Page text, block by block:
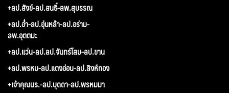
+ลป.สังข์-ลป.สนธิ์-ลพ.สุบรรณ
+ลป.อ่ำ-ลป.อุ่นหล้า-ลป.อร่าม-
ลพ.อุตตมะ
+ลป.แว่น-ลป.ลป.จันทร์โสม-ลป.ขาน
+ลป.พรหม-ลป.แตงอ่อน-ลป.สิงห์ทอง
+เจ้าคุณนร.-ลป.บุดดา-ลป.พรหมมา